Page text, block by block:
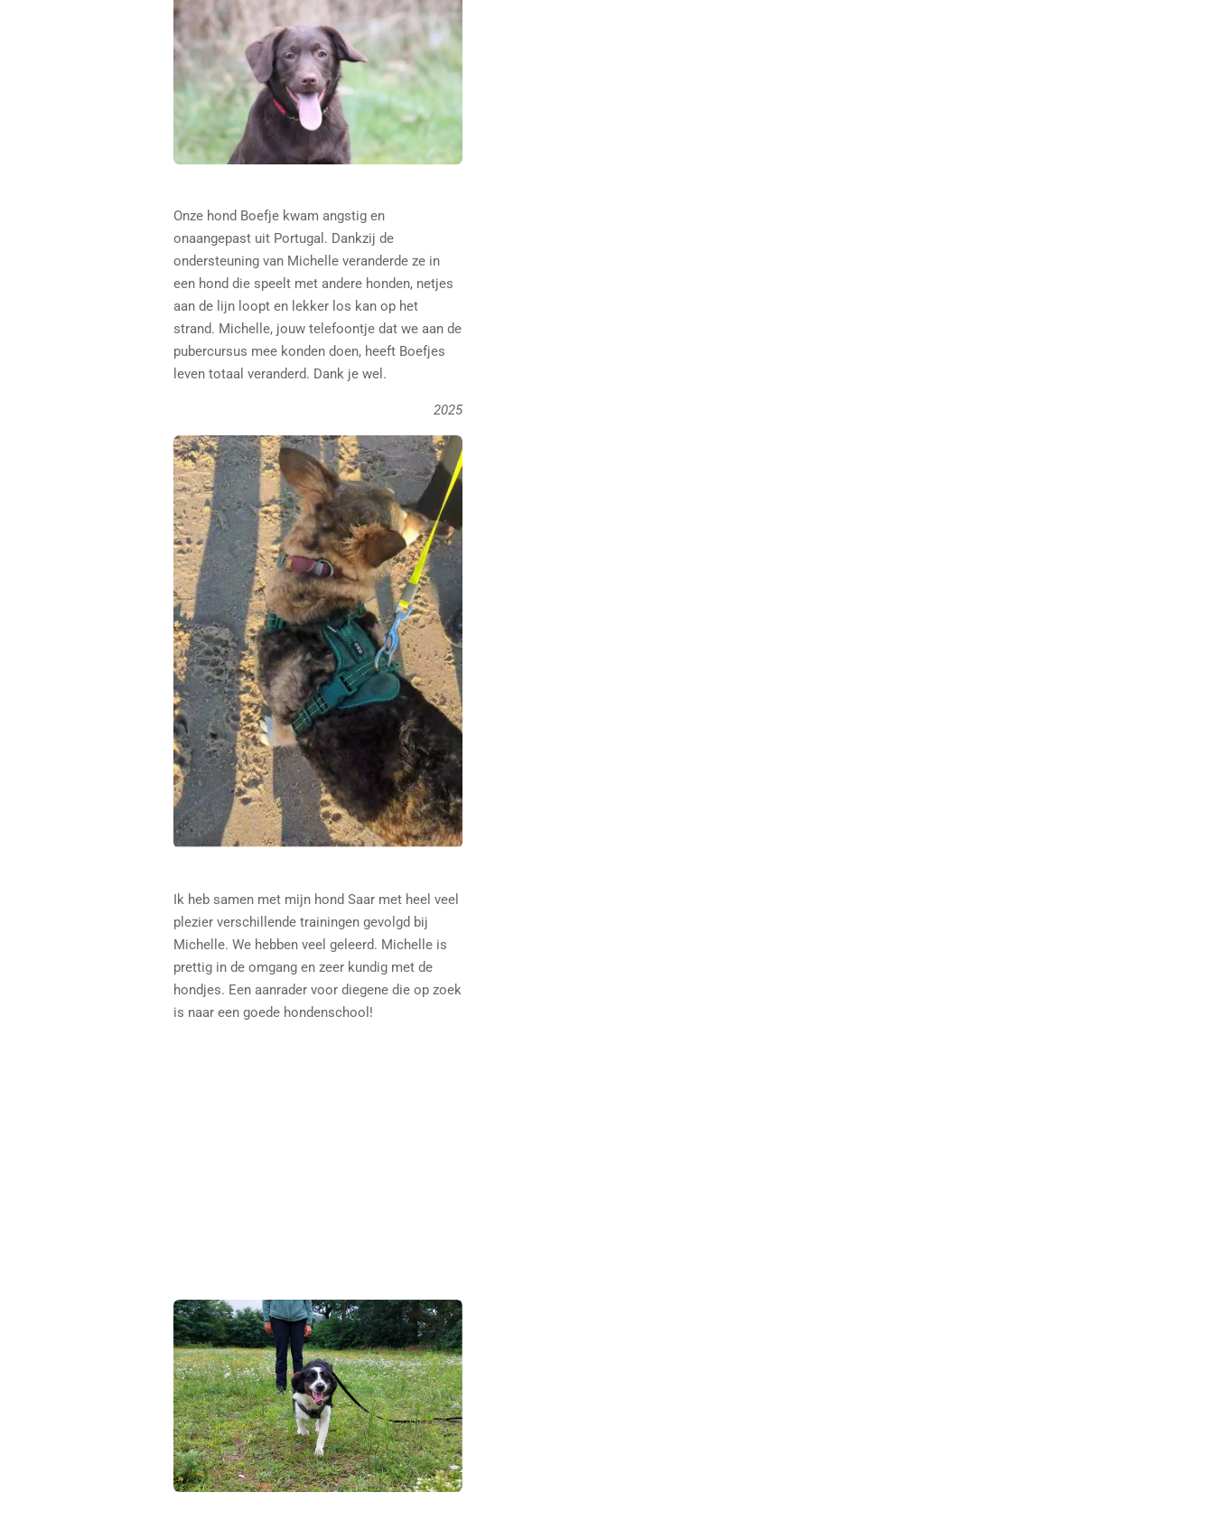
Onze hond Boefje kwam angstig en
onaangepast uit Portugal. Dankzij de
ondersteuning van Michelle veranderde ze in
een hond die speelt met andere honden, netjes
aan de lijn loopt en lekker los kan op het
strand. Michelle, jouw telefoontje dat we aan de
pubercursus mee konden doen, heeft Boefjes
leven totaal veranderd. Dank je wel.
2025
Ik heb samen met mijn hond Saar met heel veel
plezier verschillende trainingen gevolgd bij
Michelle. We hebben veel geleerd. Michelle is
prettig in de omgang en zeer kundig met de
hondjes. Een aanrader voor diegene die op zoek
is naar een goede hondenschool!